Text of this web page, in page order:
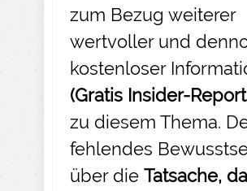
zum Bezug weiterer
wertvoller und
kostenloser
(Gratis Insider-
zu diesem Thema.
fehlendes
über die Tatsache,